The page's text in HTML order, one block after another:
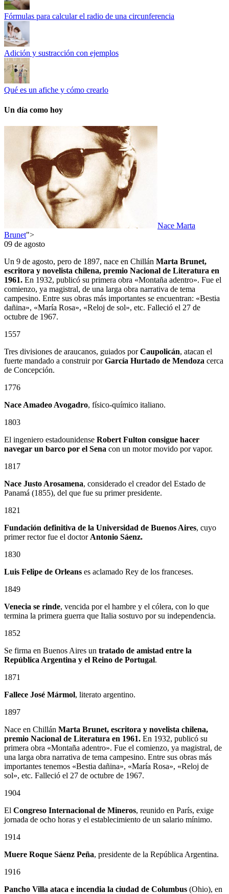
Fórmulas para calcular el radio de una circunferencia
Adición y sustracción con ejemplos
Qué es un afiche y cómo crearlo
Un día como hoy
Nace Marta
Brunet">
09 de agosto
Un 9 de agosto, pero de 1897, nace en Chillán Marta Brunet,
escritora y novelista chilena, premio Nacional de Literatura en
1961. En 1932, publicó su primera obra «Montaña adentro». Fue el
comienzo, ya magistral, de una larga obra narrativa de tema
campesino. Entre sus obras más importantes se encuentran: «Bestia
dañina», «María Rosa», «Reloj de sol», etc. Falleció el 27 de
octubre de 1967.
1557
Tres divisiones de araucanos, guiados porCaupolicán, atacan el
fuerte mandado a construir porGarcía Hurtado de Mendoza cerca
de Concepción.
1776
Nace Amadeo Avogadro, físico-químico italiano.
1803
El ingeniero estadounidense Robert Fulton consigue hacer
navegar un barco por el Sena con un motor movido por vapor.
1817
Nace Justo Arosamena, considerado el creador del Estado de
Panamá (1855), del que fue su primer presidente.
1821
Fundación definitiva de la Universidad de Buenos Aires, cuyo
primer rector fue el doctor Antonio Sáenz.
1830
Luis Felipe de Orleans es aclamado Rey de los franceses.
1849
Venecia se rinde, vencida por el hambre y el cólera, con lo que
termina la primera guerra que Italia sostuvo por su independencia.
1852
Se firma en Buenos Aires un tratado de amistad entre la
República Argentina y el Reino de Portugal.
1871
Fallece José Mármol, literato argentino.
1897
Nace en Chillán Marta Brunet, escritora y novelista chilena,
premio Nacional de Literatura en 1961. En 1932, publicó su
primera obra «Montaña adentro». Fue el comienzo, ya magistral, de
una larga obra narrativa de tema campesino. Entre sus obras más
importantes tenemos «Bestia dañina», «María Rosa», «Reloj de
sol», etc. Falleció el 27 de octubre de 1967.
1904
El Congreso Internacional de Mineros, reunido en París, exige
jornada de ocho horas y el establecimiento de un salario mínimo.
1914
Muere Roque Sáenz Peña, presidente de la República Argentina.
1916
Pancho Villa ataca e incendia la ciudad de Columbus (Ohio), en